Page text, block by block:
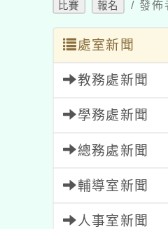
比賽 報名 / 發佈
處室新聞
教務處新聞
學務處新聞
總務處新聞
輔導室新聞
人事室新聞